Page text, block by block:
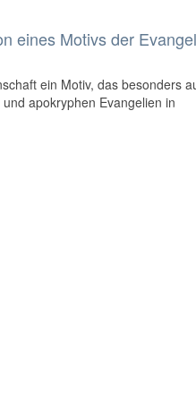
eines Motivs der
ein Motiv, das besonders
apokryphen Evangelien in